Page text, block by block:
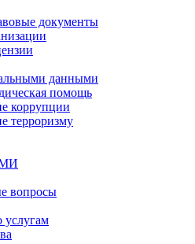
документы
данными
помощь
коррупции
терроризму
вопросы
услугам